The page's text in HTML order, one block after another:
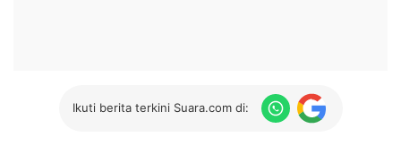
Ikuti berita terkini Suara.com di: